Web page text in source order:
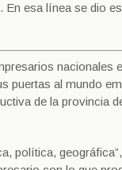
En esa línea se dio
nacionales
puertas al mundo
de la provincia
política,